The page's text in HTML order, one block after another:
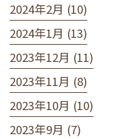
2024年2月 (10)
2024年1月 (13)
2023年12月 (11)
2023年11月 (8)
2023年10月 (10)
2023年9月 (7)